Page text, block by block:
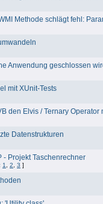
Methode schlägt fehl:
Anwendung geschlossen
mit XUnit-Tests
den Elvis / Ternary Operator
Datenstrukturen
- Projekt Taschenrechner
1 2 3 ]